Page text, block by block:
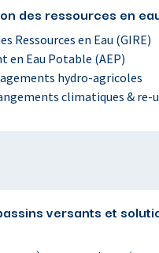
des ressources en
Ressources en Eau (GIRE)
en Eau Potable (AEP)
hydro-agricoles
climatiques & re-
versants et